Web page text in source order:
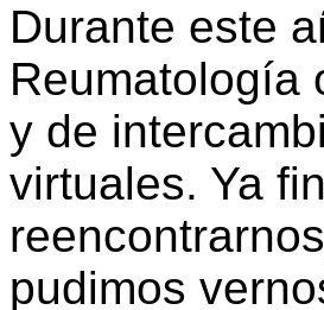
Durante este
Reumatología
y de
virtuales. Ya
pudimos